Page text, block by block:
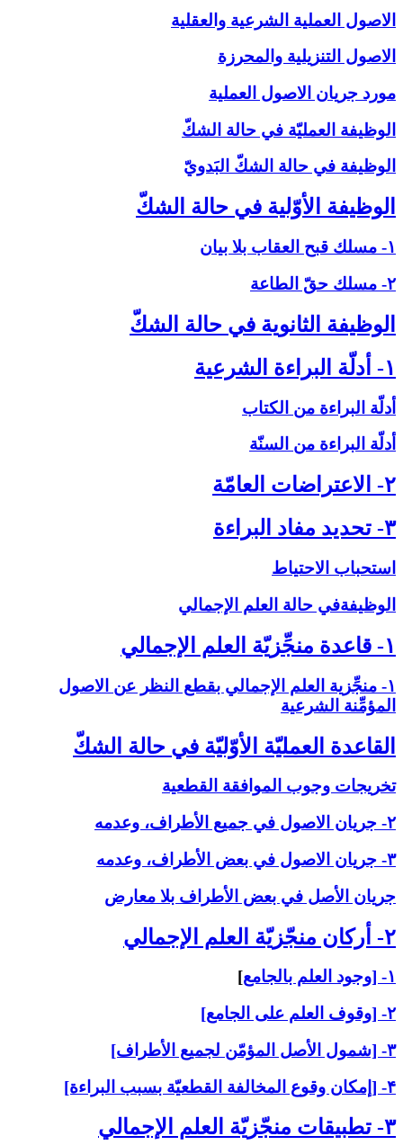
الاصول العملية الشرعية والعقلية
الاصول التنزيلية والمحرزة
مورد جريان الاصول العملية
الوظيفة العمليّة في حالة الشكّ‏
الوظيفة في حالة الشكّ البَدويّ
الوظيفة الأوّلية في حالة الشكّ‏
۱- مسلك قبح العقاب بلا بيان
۲- مسلك حقّ الطاعة
الوظيفة الثانوية في حالة الشكّ‏
۱- أدلّة البراءة الشرعية
أدلّة البراءة من الكتاب
أدلّة البراءة من السنّة
۲- الاعتراضات العامّة
۳- تحديد مفاد البراءة
استحباب الاحتياط
الوظيفةفي حالة العلم الإجمالي‏
۱- قاعدة منجِّزيّة العلم الإجمالي‏
۱- منجِّزية العلم الإجمالي بقطع النظر عن الاصول
المؤمِّنة الشرعية
القاعدة العمليّة الأوّليّة في حالة الشكّ‏
تخريجات وجوب الموافقة القطعية
۲- جريان الاصول في جميع الأطراف، وعدمه
۳- جريان الاصول في بعض الأطراف، وعدمه
جريان الأصل في بعض الأطراف بلا معارض
۲- أركان منجّزيّة العلم الإجمالي‏
۱- [وجود العلم بالجامع
]
۲- [وقوف العلم على الجامع]
۳- [شمول الأصل المؤمّن لجميع الأطراف]
۴- [إمكان وقوع المخالفة القطعيّة بسبب البراءة]
۳- تطبيقات منجّزيّة العلم الإجمالي‏